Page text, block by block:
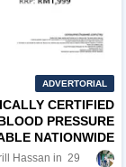
ADVERTORIAL
CERTIFIED
PRESSURE
NATIONWIDE
Hassan 29 نوفمبر